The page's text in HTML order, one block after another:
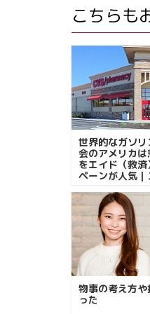
こちらも
世界的なガソ
会のアメリカ
をエイド（救
ペーンが人気
物事の考え方
った